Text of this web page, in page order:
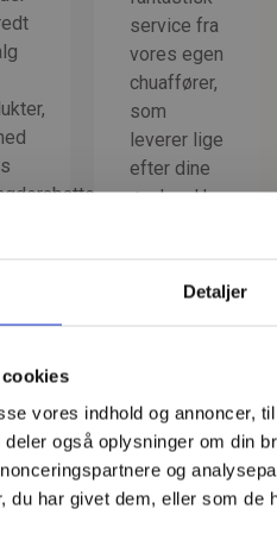
Detaljer
vores indhold og annoncer,
også oplysninger om din
og
du har givet dem, eller som de
service fra
vores egen
chuaffører,
som
leverer lige
efter dine
ønsker. Har
få pallerne
med vores
mobilenhed.
Læs mere